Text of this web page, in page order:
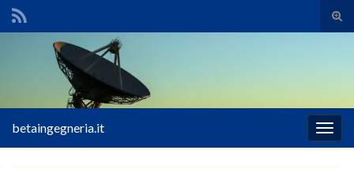
il
Search for:
la
betaingegneria.it